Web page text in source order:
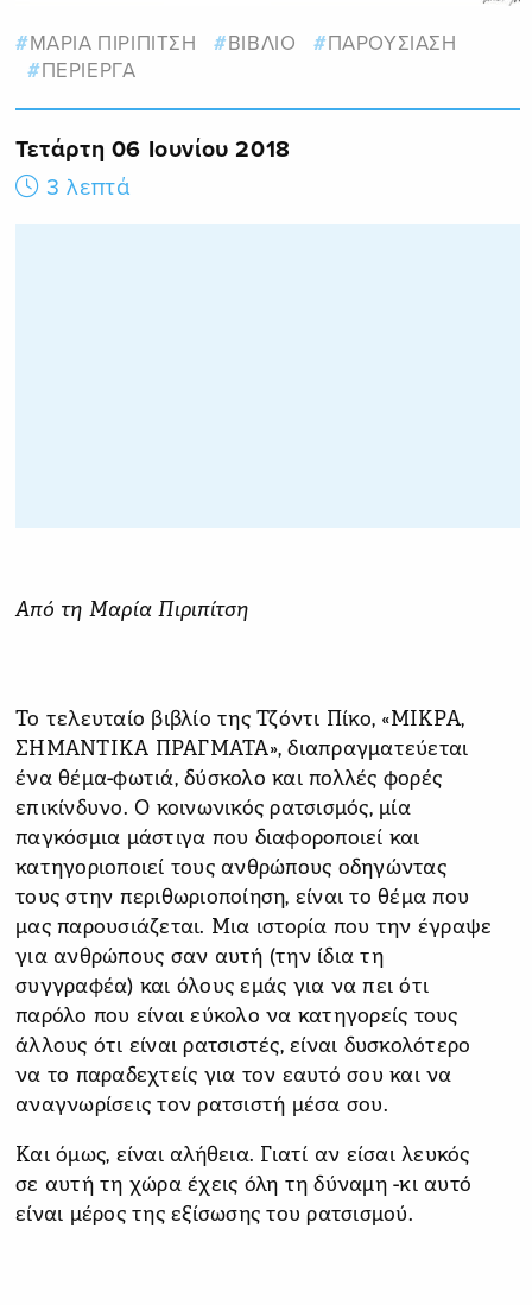
ΜΑΡΙΑ ΠΙΡΙΠΙΤΣΗ ΒΙΒΛΙΟ
ΠΑΡΟΥΣΙΑΣΗ
ΠΕΡΙΕΡΓΑ
Τετάρτη 06 Ιουνίου 2018
3 λεπτά
Από τη Μαρία Πιριπίτση
Το τελευταίο βιβλίο της Τζόντι Πίκο, «ΜΙΚΡΑ,
ΣΗΜΑΝΤΙΚΑ ΠΡΑΓΜΑΤΑ», διαπραγματεύεται
ένα θέμα-φωτιά, δύσκολο και πολλές φορές
επικίνδυνο. Ο κοινωνικός ρατσισμός, μία
παγκόσμια μάστιγα που διαφοροποιεί και
κατηγοριοποιεί τους ανθρώπους οδηγώντας
τους στην περιθωριοποίηση, είναι το θέμα που
μας παρουσιάζεται. Μια ιστορία που την έγραψε
για ανθρώπους σαν αυτή (την ίδια τη
συγγραφέα) και όλους εμάς για να πει ότι
παρόλο που είναι εύκολο να κατηγορείς τους
άλλους ότι είναι ρατσιστές, είναι δυσκολότερο
να το παραδεχτείς για τον εαυτό σου και να
αναγνωρίσεις τον ρατσιστή μέσα σου.
Και όμως, είναι αλήθεια. Γιατί αν είσαι λευκός
σε αυτή τη χώρα έχεις όλη τη δύναμη -κι αυτό
είναι μέρος της εξίσωσης του ρατσισμού.